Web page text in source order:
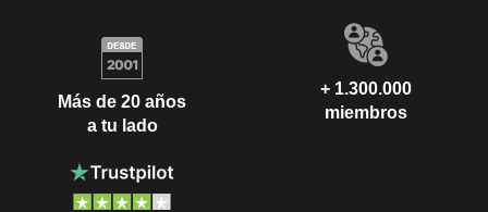
Más de 20 años
a tu lado
+ 1.300.000
miembros